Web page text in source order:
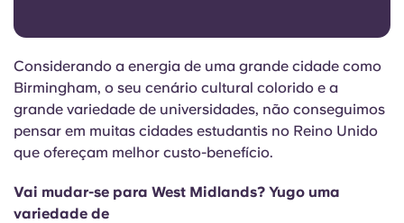
Considerando a energia de uma grande cidade como
Birmingham, o seu cenário cultural colorido e a
grande variedade de universidades, não conseguimos
pensar em muitas cidades estudantis no Reino Unido
que ofereçam melhor custo-benefício.
Vai mudar-se para West Midlands? Yugo uma
variedade de